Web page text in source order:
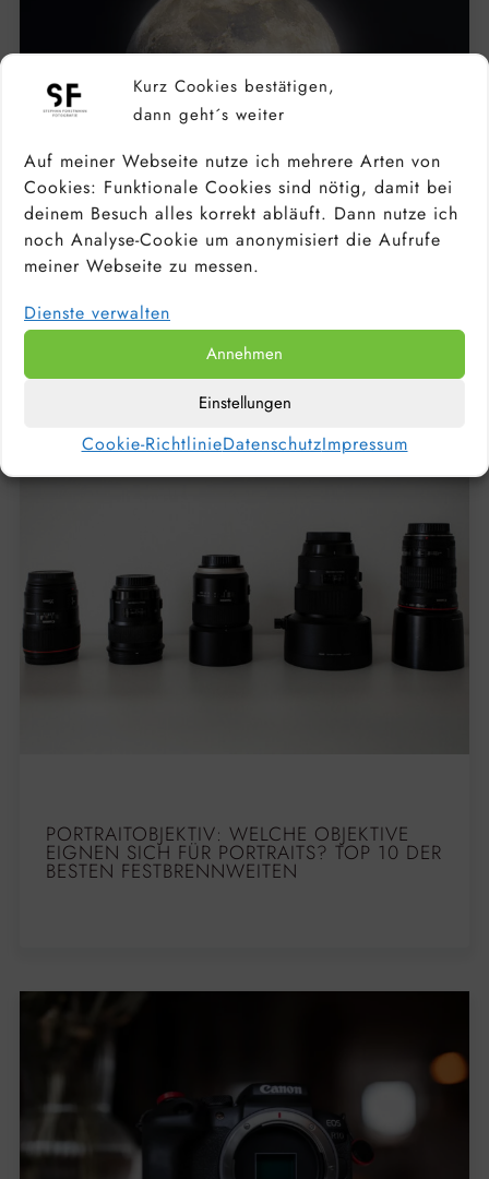
Kurz Cookies bestätigen,
dann geht´s weiter
Auf meiner Webseite nutze ich mehrere Arten von
Cookies: Funktionale Cookies sind nötig, damit bei
deinem Besuch alles korrekt abläuft. Dann nutze ich
noch Analyse-Cookie um anonymisiert die Aufrufe
meiner Webseite zu messen.
Dienste verwalten
Annehmen
Einstellungen
Cookie-RichtlinieDatenschutzImpressum
EINSTELLUNGEN + 5 TIPPS FÜR DIE
MONDFOTOGRAFIE
PORTRAITOBJEKTIV: WELCHE OBJEKTIVE
EIGNEN SICH FÜR PORTRAITS? TOP 10 DER
BESTEN FESTBRENNWEITEN